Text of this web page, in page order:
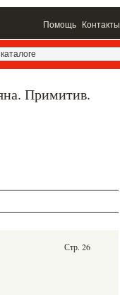
Помощь Контакты
Примитив.
Стр. 26